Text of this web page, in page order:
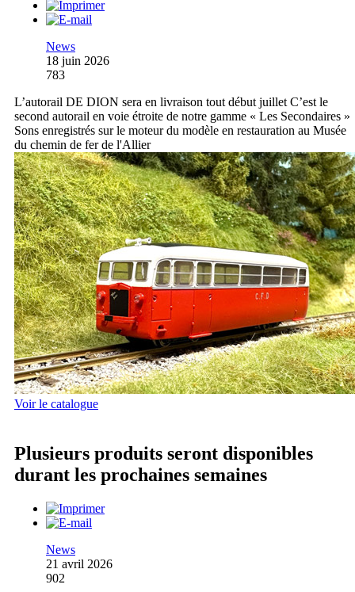
News
18 juin 2026
783
L’autorail DE DION sera en livraison tout début juillet C’est le
second autorail en voie étroite de notre gamme « Les Secondaires »
Sons enregistrés sur le moteur du modèle en restauration au Musée
du chemin de fer de l'Allier
Voir le catalogue
Plusieurs produits seront disponibles
durant les prochaines semaines
News
21 avril 2026
902